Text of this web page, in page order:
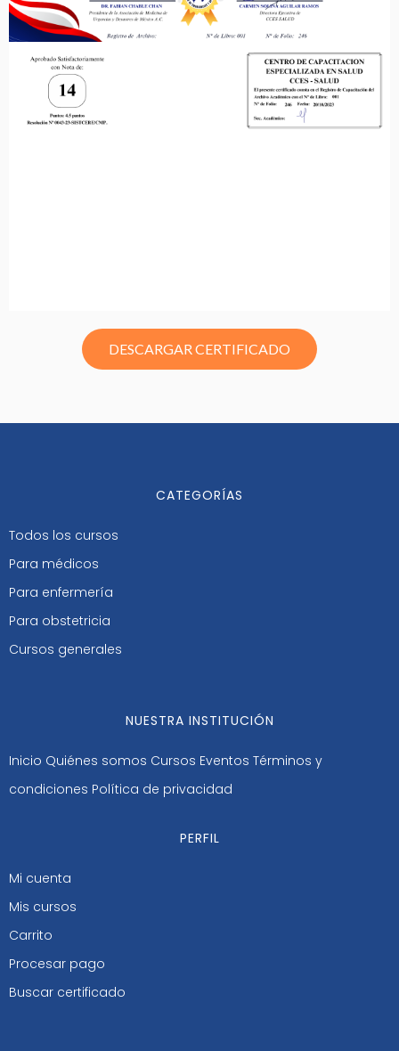
DESCARGAR CERTIFICADO
CATEGORÍAS
Todos los cursos
Para médicos
Para enfermería
Para obstetricia
Cursos generales
NUESTRA INSTITUCIÓN
Inicio Quiénes somos Cursos Eventos Términos y
condiciones Política de privacidad
PERFIL
Mi cuenta
Mis cursos
Carrito
Procesar pago
Buscar certificado